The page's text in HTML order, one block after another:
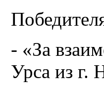
- «За
Урса из г.